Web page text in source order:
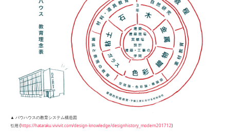
▲ バウハウスの教育システム構造図
引用 (https://hataraku.vivivit.com/design-knowledge/designhistory_modern201712)